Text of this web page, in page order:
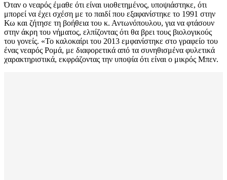
Όταν ο νεαρός έμαθε ότι είναι υιοθετημένος, υποψιάστηκε, ότι
μπορεί να έχει σχέση με το παιδί που εξαφανίστηκε το 1991 στην
Κω και ζήτησε τη βοήθεια του κ. Αντωνόπουλου, για να φτάσουν
στην άκρη του νήματος, ελπίζοντας ότι θα βρει τους βιολογικούς
του γονείς. «Το καλοκαίρι του 2013 εμφανίστηκε στο γραφείο του
ένας νεαρός Ρομά, με διαφορετικά από τα συνηθισμένα φυλετικά
χαρακτηριστικά, εκφράζοντας την υποψία ότι είναι ο μικρός Μπεν.